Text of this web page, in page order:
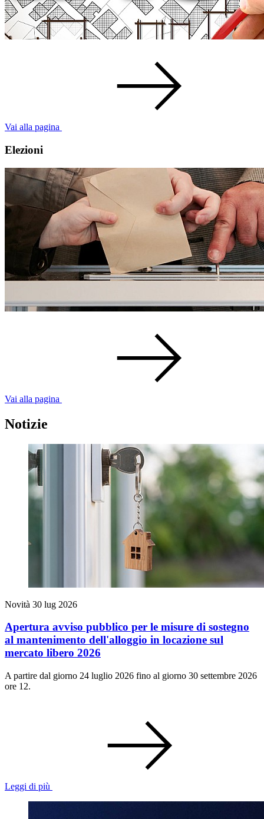
Vai alla pagina
Elezioni
Vai alla pagina
Notizie
Novità 30 lug 2026
Apertura avviso pubblico per le misure di sostegno
al mantenimento dell'alloggio in locazione sul
mercato libero 2026
A partire dal giorno 24 luglio 2026 fino al giorno 30 settembre 2026
ore 12.
Leggi di più